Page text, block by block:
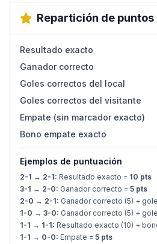
Repartición de puntos
Resultado exacto
Ganador correcto
Goles correctos del local
Goles correctos del visitante
Empate (sin marcador exacto)
Bono empate exacto
Ejemplos de puntuación
2-1 → 2-1: Resultado exacto = 10 pts
3-1 → 2-0: Ganador correcto = 5 pts
2-0 → 2-1: Ganador correcto (5) +
1-0 → 3-0: Ganador correcto (5) +
1-1 → 1-1: Resultado exacto (10) +
1-1 → 0-0: Empate = 5 pts